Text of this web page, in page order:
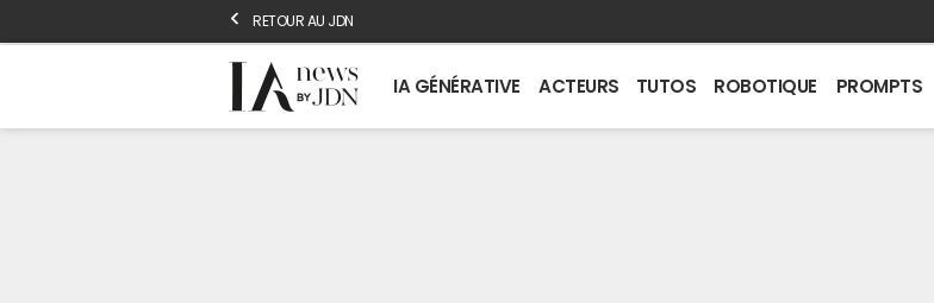
RETOUR AU JDN
IA GÉNÉRATIVE ACTEURS TUTOS ROBOTIQUE PROMPTS